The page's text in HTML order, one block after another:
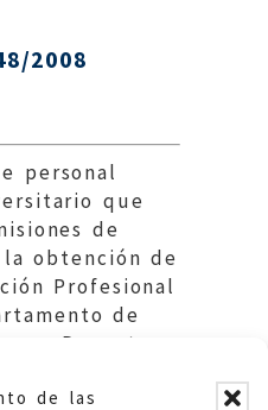
de las
2008
personal
que
de
obtención de
Profesional
de
y Deporte.